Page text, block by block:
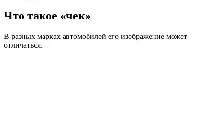
Что такое «чек»
В разных марках автомобилей его изображение может
отличаться.